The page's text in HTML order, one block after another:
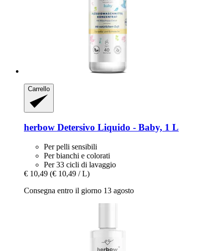
Carrello
herbow Detersivo Liquido -​ Baby, 1 L
Per pelli sensibili
Per bianchi e colorati
Per 33 cicli di lavaggio
€ 10,49 (€ 10,49 / L)
Consegna entro il giorno 13 agosto